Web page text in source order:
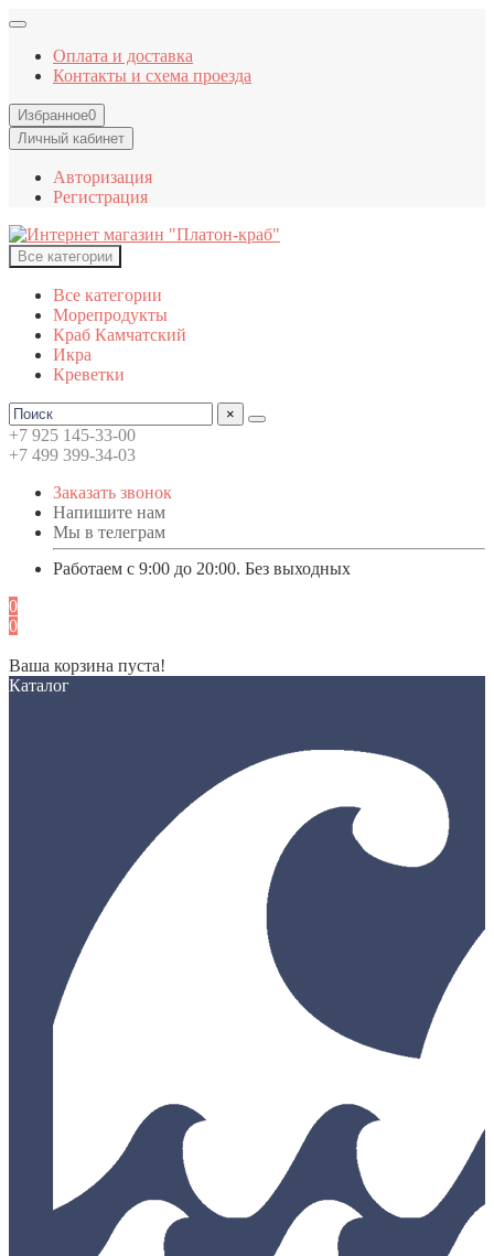
Оплата и доставка
Контакты и схема проезда
Избранное0
Личный кабинет
Авторизация
Регистрация
Все категории
Все категории
Морепродукты
Краб Камчатский
Икра
Креветки
×
+7 925 145-33-00
+7 499 399-34-03
Заказать звонок
Напишите нам
Мы в телеграм
Работаем с 9:00 до 20:00. Без выходных
0
0
Ваша корзина пуста!
Каталог